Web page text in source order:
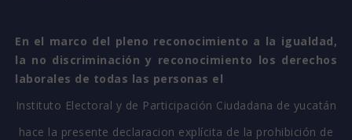
En el marco del pleno reconocimiento a la igualdad,
la no discriminación y reconocimiento los derechos
laborales de todas las personas el
Instituto Electoral y de Participación Ciudadana de yucatán
hace la presente declaracion explícita de la prohibición de